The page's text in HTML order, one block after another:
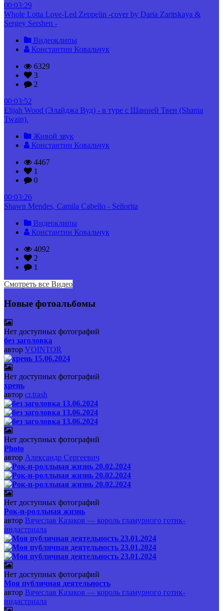
00:03:29
Whole Lotta Love-Led Zeppelin -cover by Daria Zaritskaya &
Sergey Sershen -
Видеоклипы
Константин Ковальчук
6329
3
2
00:03:52
Elijah Wood (Элайджа Вуд) - в туре с Шанией Твен (Shania
Twain).
Живой звук
Константин Ковальчук
4467
1
0
00:03:26
Shawn Mendes, Camila Cabello - Señorita
Видеоклипы
Константин Ковальчук
4092
2
1
Смотреть все Видео
Новые фотоальбомы
Нет доступных фотографий
без заголовка
автор VOINTOR
Нет доступных фотографий
хрень
автор cr.trash
Нет доступных фотографий
Photo
автор Александр Сергеевич
Нет доступных фотографий
Рок-н-ролльная жизнь
автор Вячеслав Казаков — король гламурного готик-
индастриала
Нет доступных фотографий
Моя публичная деятельность
автор Вячеслав Казаков — король гламурного готик-
индастриала